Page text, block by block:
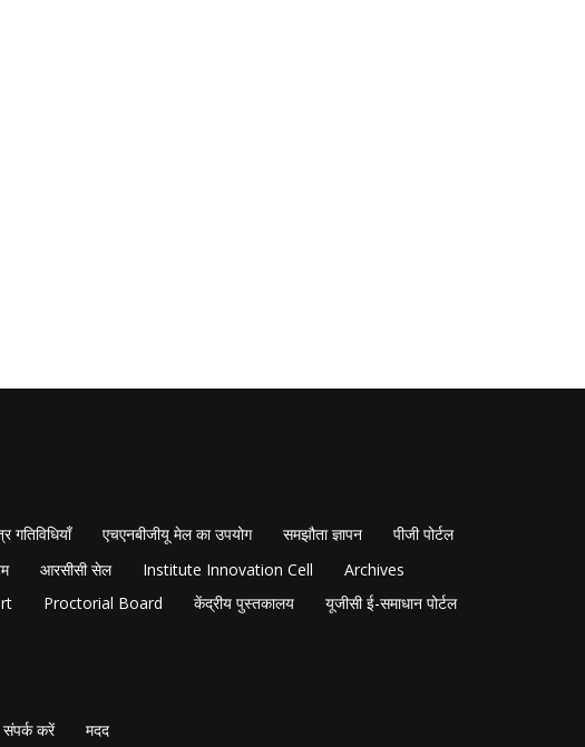
गतिविधियाँ एचएनबीजीयू मेल का उपयोग समझौता ज्ञापन
पीजी पोर्टल
आरसीसी सेल Institute Innovation Cell
Archives
Proctorial Board केंद्रीय पुस्तकालय यूजीसी ई-समाधान पोर्टल
करें मदद